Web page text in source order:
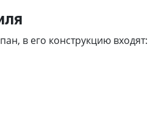
в его конструкцию входят: